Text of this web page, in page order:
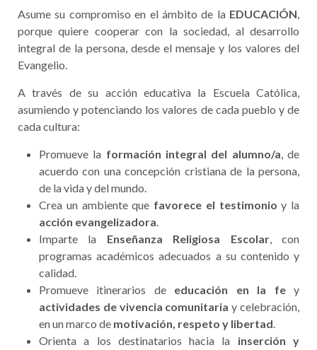
Asume su compromiso en el ámbito de la EDUCACIÓN,
porque quiere cooperar con la sociedad, al desarrollo
integral de la persona, desde el mensaje y los valores del
Evangelio.
A través de su acción educativa la Escuela Católica,
asumiendo y potenciando los valores de cada pueblo y de
cada cultura:
Promueve la formación integral del alumno/a, de
acuerdo con una concepción cristiana de la persona,
de la vida y del mundo.
Crea un ambiente que favorece el testimonio y la
acción evangelizadora.
Imparte la Enseñanza Religiosa Escolar, con
programas académicos adecuados a su contenido y
calidad.
Promueve itinerarios de educación en la fey
actividades de vivencia comunitaria y celebración,
en un marco de motivación, respeto y libertad.
Orienta a los destinatarios hacia la inserción y